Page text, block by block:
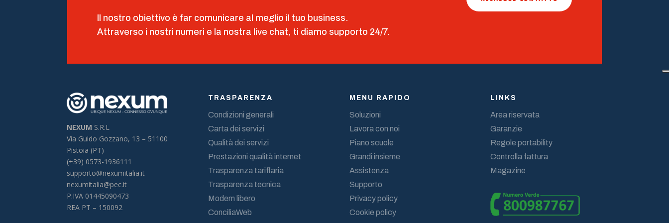
Il nostro obiettivo è far comunicare al meglio il tuo business.
Attraverso i nostri numeri e la nostra live chat, ti diamo supporto 24/7.
NEXUM S.R.L
Via Guido Gozzano, 13 – 51100
Pistoia (PT)
(+39) 0573-1936111
supporto@nexumitalia.it
nexumitalia@pec.it
P.IVA 01445090473
REA PT – 150092
TRASPARENZA
Condizioni generali
Carta dei servizi
Qualità dei servizi
Prestazioni qualità internet
Trasparenza tariffaria
Trasparenza tecnica
Modem libero
ConciliaWeb
MENU RAPIDO
Soluzioni
Lavora con noi
Piano scuole
Grandi insieme
Assistenza
Supporto
Privacy policy
Cookie policy
LINKS
Area riservata
Garanzie
Regole portability
Controlla fattura
Magazine